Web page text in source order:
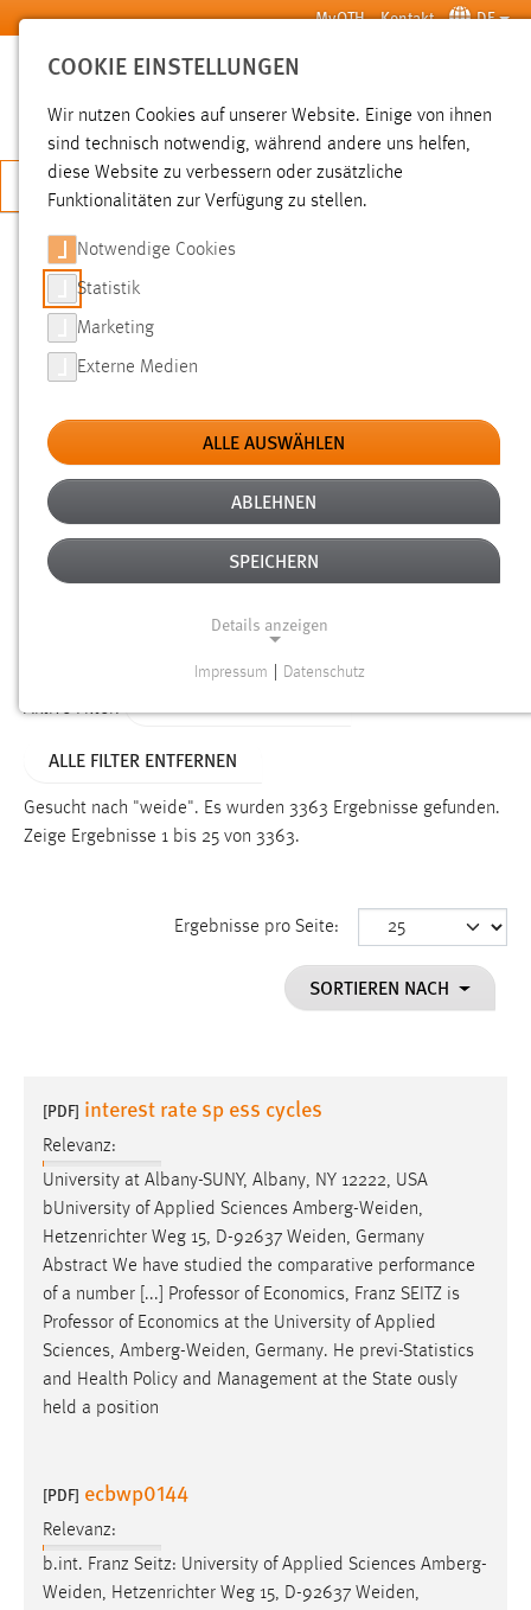
Zum Hauptinhalt springen MyOTH Kontakt DE
SUCHE
JETZT BEWERBEN
SUCHE
FILTER
Typ
Erstellungsdatum
Alter
Aktive Filter:
ALLE FILTER ENTFERNEN
Gesucht nach "weide". Es wurden 3363 Ergebnisse gefunden.
Zeige Ergebnisse 1 bis 25 von 3363.
Ergebnisse pro Seite:
SORTIEREN NACH
[PDF] interest rate sp ess cycles
Relevanz:
University at Albany-SUNY, Albany, NY 12222, USA
bUniversity of Applied Sciences Amberg-Weiden,
Hetzenrichter Weg 15, D-92637 Weiden, Germany
Abstract We have studied the comparative performance
of a number [...] Professor of Economics, Franz SEITZ is
Professor of Economics at the University of Applied
Sciences, Amberg-Weiden, Germany. He previ-Statistics
and Health Policy and Management at the State ously
held a position
[PDF] ecbwp0144
Relevanz:
b.int. Franz Seitz: University of Applied Sciences Amberg-
Weiden, Hetzenrichter Weg 15, D-92637 Weiden,
COOKIE EINSTELLUNGEN
Wir nutzen Cookies auf unserer Website. Einige von ihnen
sind technisch notwendig, während andere uns helfen,
diese Website zu verbessern oder zusätzliche
Funktionalitäten zur Verfügung zu stellen.
Notwendige Cookies
Statistik
Marketing
Externe Medien
ALLE AUSWÄHLEN
ABLEHNEN
SPEICHERN
Details anzeigen
Funktionen und sind für die einwandfreie Funktion der
Einverständnis
cookie_consent
Dieser Cookie speichert die ausgewählten Einverständnis-
Performance
Name:
Zweck:
Für performante Seitenauslieferung wird in diesem Cookie
gespeichert, ob man eingeloggt ist.
Sprachpräferenz
Zweck:
Das Cookie speichert die gewählte Sprache der Website.
Cookie Laufzeit:
30 Tage
Impressum Datenschutz